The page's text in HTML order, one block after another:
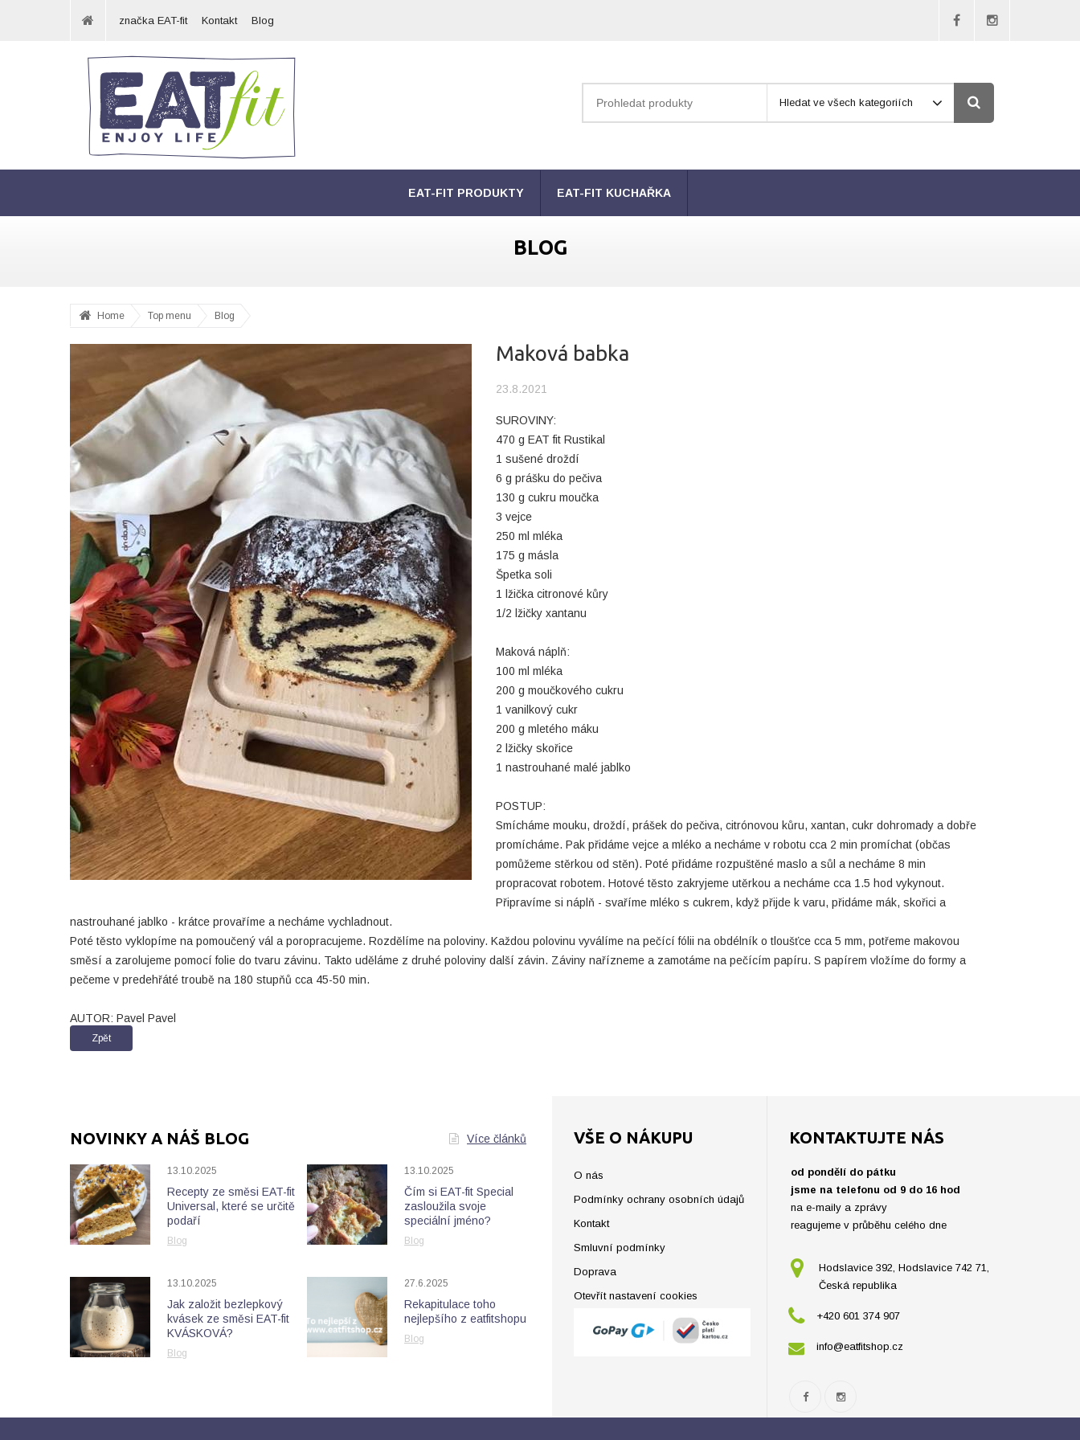
značka EAT-fit Kontakt Blog
Hledat ve všech kategoriích
EAT-FIT PRODUKTY EAT-FIT KUCHAŘKA
BLOG
Home Top menu Blog
Maková babka
23.8.2021
SUROVINY:
470 g EAT fit Rustikal
1 sušené droždí
6 g prášku do pečiva
130 g cukru moučka
3 vejce
250 ml mléka
175 g másla
Špetka soli
1 lžička citronové kůry
1/2 lžičky xantanu
Maková náplň:
100 ml mléka
200 g moučkového cukru
1 vanilkový cukr
200 g mletého máku
2 lžičky skořice
1 nastrouhané malé jablko
POSTUP:
Smícháme mouku, droždí, prášek do pečiva, citrónovou kůru, xantan, cukr dohromady a dobře
promícháme. Pak přidáme vejce a mléko a necháme v robotu cca 2 min promíchat (občas
pomůžeme stěrkou od stěn). Poté přidáme rozpuštěné maslo a sůl a necháme 8 min
propracovat robotem. Hotové těsto zakryjeme utěrkou a necháme cca 1.5 hod vykynout.
Připravíme si náplň - svaříme mléko s cukrem, když přijde k varu, přidáme mák, skořici a
nastrouhané jablko - krátce provaříme a necháme vychladnout.
Poté těsto vyklopíme na pomoučený vál a poropracujeme. Rozdělíme na poloviny. Každou polovinu vyválíme na pečící fólii na obdélník o tloušťce cca 5 mm, potřeme makovou
směsí a zarolujeme pomocí folie do tvaru závinu. Takto uděláme z druhé poloviny další závin. Záviny nařízneme a zamotáme na pečícím papíru. S papírem vložíme do formy a
pečeme v predehřáté troubě na 180 stupňů cca 45-50 min.
AUTOR: Pavel Pavel
Zpět
NOVINKY A NÁŠ BLOG Více článků
13.10.2025
Recepty ze směsi EAT-fit
Universal, které se určitě
podaří
Blog
13.10.2025
Čím si EAT-fit Special
zasloužila svoje
speciální jméno?
Blog
13.10.2025
Jak založit bezlepkový
kvásek ze směsi EAT-fit
KVÁSKOVÁ?
Blog
27.6.2025
Rekapitulace toho
nejlepšího z eatfitshopu
Blog
VŠE O NÁKUPU
O nás
Podmínky ochrany osobních údajů
Kontakt
Smluvní podmínky
Doprava
Otevřít nastavení cookies
KONTAKTUJTE NÁS
od pondělí do pátku
jsme na telefonu od 9 do 16 hod
na e-maily a zprávy
reagujeme v průběhu celého dne
Hodslavice 392, Hodslavice 742 71,
Česká republika
+420 601 374 907
info@eatfitshop.cz